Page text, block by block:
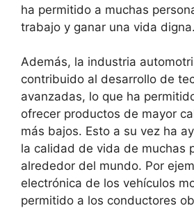
ha permitido a muchas
trabajo y ganar una vida digna.
Además, la industria
contribuido al desarrollo de
avanzadas, lo que ha
ofrecer productos de mayor
más bajos. Esto a su vez ha
la calidad de vida de muchas
alrededor del mundo. Por
electrónica de los vehículos
permitido a los conductores